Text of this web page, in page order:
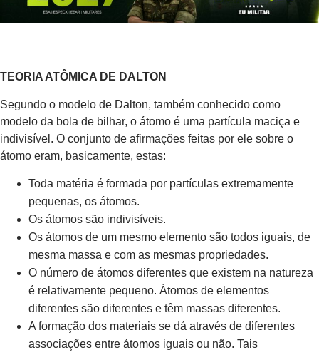
TEORIA ATÔMICA DE DALTON
Segundo o modelo de Dalton, também conhecido como
modelo da bola de bilhar, o átomo é uma partícula maciça e
indivisível. O conjunto de afirmações feitas por ele sobre o
átomo eram, basicamente, estas:
Toda matéria é formada por partículas extremamente
pequenas, os átomos.
Os átomos são indivisíveis.
Os átomos de um mesmo elemento são todos iguais, de
mesma massa e com as mesmas propriedades.
O número de átomos diferentes que existem na natureza
é relativamente pequeno. Átomos de elementos
diferentes são diferentes e têm massas diferentes.
A formação dos materiais se dá através de diferentes
associações entre átomos iguais ou não. Tais